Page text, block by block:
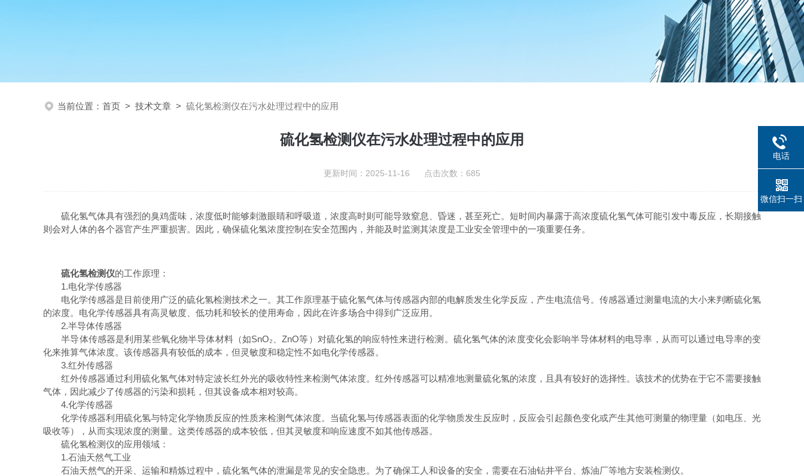
当前位置： 首页 > 技术文章 > 硫化氢检测仪在污水处理过程中的应用
硫化氢检测仪在污水处理过程中的应用
更新时间：2025-11-16 点击次数：685
硫化氢气体具有强烈的臭鸡蛋味，浓度低时能够刺激眼睛和呼吸道，浓度高时则可能导致窒息、昏迷，甚至死亡。短时间内暴露于高浓度硫化氢气体可能引发中毒反应，长期接触
则会对人体的各个器官产生严重损害。因此，确保硫化氢浓度控制在安全范围内，并能及时监测其浓度是工业安全管理中的一项重要任务。
硫化氢检测仪的工作原理：
1.电化学传感器
电化学传感器是目前使用广泛的硫化氢检测技术之一。其工作原理基于硫化氢气体与传感器内部的电解质发生化学反应，产生电流信号。传感器通过测量电流的大小来判断硫化氢
的浓度。电化学传感器具有高灵敏度、低功耗和较长的使用寿命，因此在许多场合中得到广泛应用。
2.半导体传感器
半导体传感器是利用某些氧化物半导体材料（如SnO₂、ZnO等）对硫化氢的响应特性来进行检测。硫化氢气体的浓度变化会影响半导体材料的电导率，从而可以通过电导率的变
化来推算气体浓度。该传感器具有较低的成本，但灵敏度和稳定性不如电化学传感器。
3.红外传感器
红外传感器通过利用硫化氢气体对特定波长红外光的吸收特性来检测气体浓度。红外传感器可以精准地测量硫化氢的浓度，且具有较好的选择性。该技术的优势在于它不需要接触
气体，因此减少了传感器的污染和损耗，但其设备成本相对较高。
4.化学传感器
化学传感器利用硫化氢与特定化学物质反应的性质来检测气体浓度。当硫化氢与传感器表面的化学物质发生反应时，反应会引起颜色变化或产生其他可测量的物理量（如电压、光
吸收等），从而实现浓度的测量。这类传感器的成本较低，但其灵敏度和响应速度不如其他传感器。
硫化氢检测仪的应用领域：
1.石油天然气工业
石油天然气的开采、运输和精炼过程中，硫化氢气体的泄漏是常见的安全隐患。为了确保工人和设备的安全，需要在石油钻井平台、炼油厂等地方安装检测仪。
电话
微信扫一扫